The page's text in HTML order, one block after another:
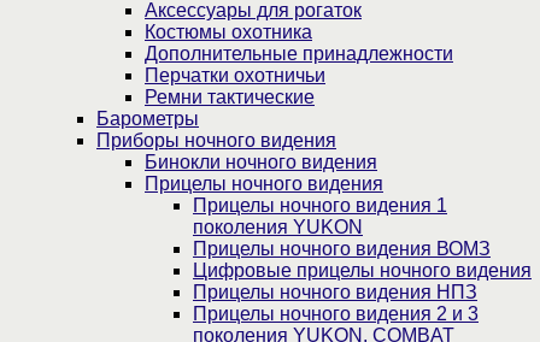
Аксессуары для рогаток
Костюмы охотника
Дополнительные принадлежности
Перчатки охотничьи
Ремни тактические
Барометры
Приборы ночного видения
Бинокли ночного видения
Прицелы ночного видения
Прицелы ночного видения 1
поколения YUKON
Прицелы ночного видения ВОМЗ
Цифровые прицелы ночного видения
Прицелы ночного видения НПЗ
Прицелы ночного видения 2 и 3
поколения YUKON, COMBAT